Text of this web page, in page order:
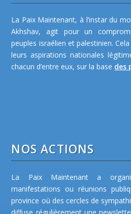
La Paix Maintenant, à l’instar du
Akhshav, agit pour un
peuples israélien et palestinien.
leurs aspirations nationales
chacun d’entre eux, sur la base des
NOS ACTIONS
La Paix Maintenant a
manifestations ou réunions
province où des cercles de